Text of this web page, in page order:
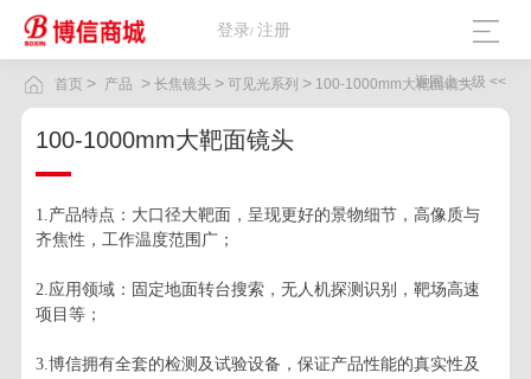
登录/ 注册
首页 > 产品 > 长焦镜头 > 可见光系列 > 100-1000mm大靶面镜头
返回上一级 <<
100-1000mm大靶面镜头
1.产品特点：大口径大靶面，呈现更好的景物细节，高像质与
齐焦性，工作温度范围广；
2.应用领域：固定地面转台搜索，无人机探测识别，靶场高速
项目等；
3.博信拥有全套的检测及试验设备，保证产品性能的真实性及